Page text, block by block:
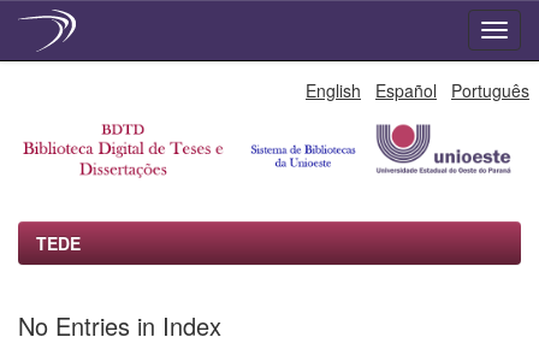
English Español Português
TEDE
No Entries in Index